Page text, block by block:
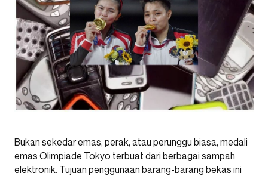
Bukan sekedar emas, perak, atau perunggu biasa, medali
emas Olimpiade Tokyo terbuat dari berbagai sampah
elektronik. Tujuan penggunaan barang-barang bekas ini